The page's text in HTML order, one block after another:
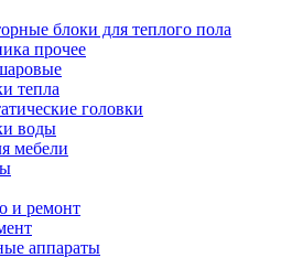
блоки для теплого пола
прочее
тепла
головки
воды
мебели
и ремонт
аппараты